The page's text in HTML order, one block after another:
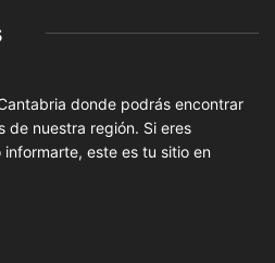
donde podrás encontrar
de nuestra región. Si eres
este es tu sitio en